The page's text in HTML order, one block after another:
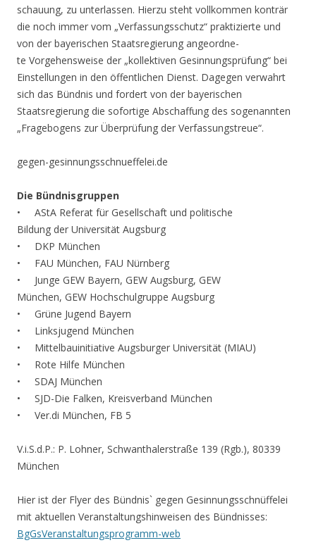
schauung, zu unterlassen. Hierzu steht vollkommen konträr
die noch immer vom „Verfassungsschutz“ praktizierte und
von der bayerischen Staatsregierung angeordne-
te Vorgehensweise der „kollektiven Gesinnungsprüfung“ bei
Einstellungen in den öffentlichen Dienst. Dagegen verwahrt
sich das Bündnis und fordert von der bayerischen
Staatsregierung die sofortige Abschaffung des sogenannten
„Fragebogens zur Überprüfung der Verfassungstreue“.
gegen-gesinnungsschnueffelei.de
Die Bündnisgruppen
• AStA Referat für Gesellschaft und politische
Bildung der Universität Augsburg
• DKP München
• FAU München, FAU Nürnberg
• Junge GEW Bayern, GEW Augsburg, GEW
München, GEW Hochschulgruppe Augsburg
• Grüne Jugend Bayern
• Linksjugend München
• Mittelbauinitiative Augsburger Universität (MIAU)
• Rote Hilfe München
• SDAJ München
• SJD-Die Falken, Kreisverband München
• Ver.di München, FB 5
V.i.S.d.P.: P. Lohner, Schwanthalerstraße 139 (Rgb.), 80339
München
Hier ist der Flyer des Bündnis` gegen Gesinnungsschnüffelei
mit aktuellen Veranstaltungshinweisen des Bündnisses:
BgGsVeranstaltungsprogramm-web